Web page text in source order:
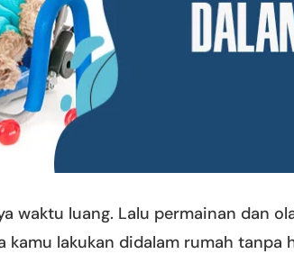
waktu luang. Lalu permainan dan
kamu lakukan didalam rumah tanpa